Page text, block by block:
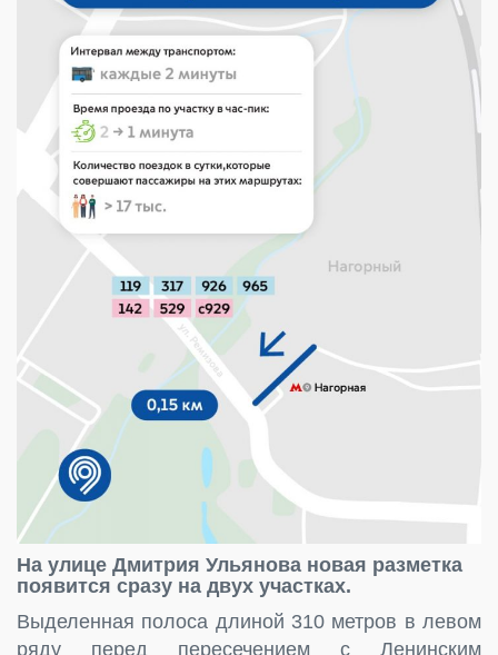
На улице Дмитрия Ульянова новая разметка
появится сразу на двух участках.
Выделенная полоса длиной 310 метров в левом
ряду перед пересечением с Ленинским